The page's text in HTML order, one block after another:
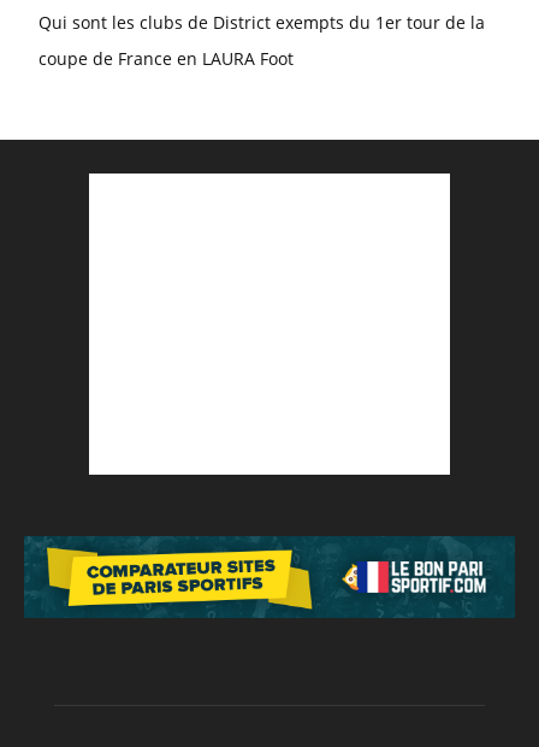
Qui sont les clubs de District exempts du 1er tour de la
coupe de France en LAURA Foot